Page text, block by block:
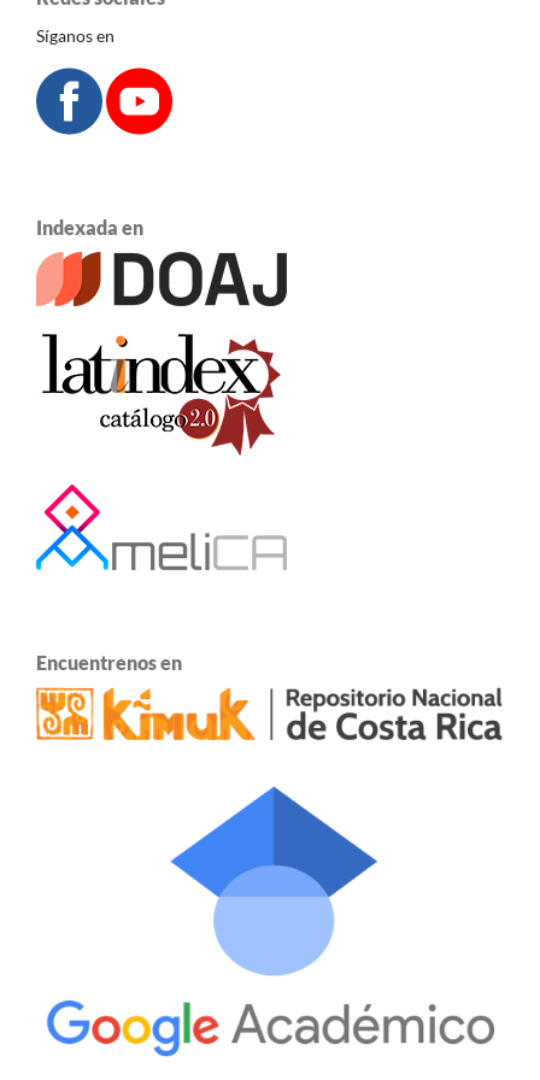
Síganos en
Indexada en
Encuentrenos en